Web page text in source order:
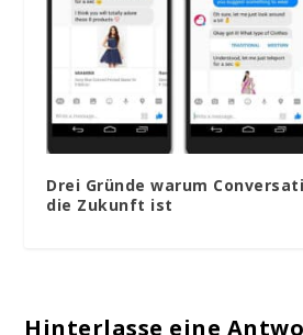
Drei Gründe warum
die Zukunft ist
Hinterlasse eine